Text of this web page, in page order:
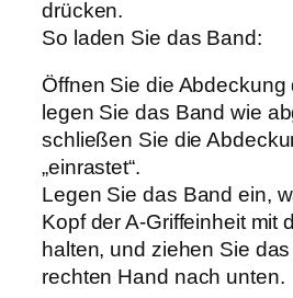
drücken.
So laden Sie das Band:
Öffnen Sie die
legen Sie das Band wie
schließen Sie die
„einrastet“.
Legen Sie das Band ein,
Kopf der A-Griffeinheit mit
halten, und ziehen Sie
rechten Hand nach unten.